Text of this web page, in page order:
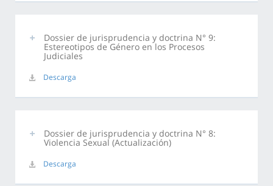
Dossier de jurisprudencia y doctrina N° 9:
Estereotipos de Género en los Procesos
Judiciales
Descarga
Dossier de jurisprudencia y doctrina N° 8:
Violencia Sexual (Actualización)
Descarga